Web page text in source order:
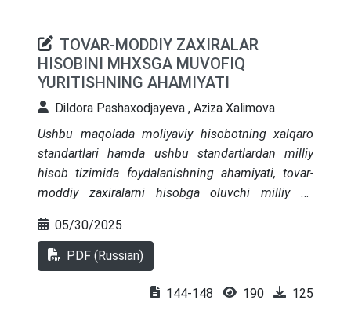
standartlarni eʼtirof etuvchi mamlakatlar soni
oshib bormoqda. U dunyo mamlakatlari o‘rtasida
o‘zaro hamkorlikda, jumladan iqtisodiy
munosabatlarni rivojlantirishda, ayniqsa,
bo‘lib xizmat qilmoqda. Mazkur maqolada MHXS,
xalqaro tajriba, dunyo mamlakatlarida qo‘llanilishi
kabi bir qator jihatlar yoritib o‘tilgan.
TOVAR-MODDIY ZAXIRALAR
HISOBINI MHXSGA MUVOFIQ
YURITISHNING AHAMIYATI
Dildora Pashaxodjayeva , Aziza Xalimova
Ushbu maqolada moliyaviy hisobotning xalqaro
standartlari hamda ushbu standartlardan milliy
hisob tizimida foydalanishning ahamiyati, tovar-
moddiy zaxiralarni hisobga oluvchi milliy va
shuningdek, tovar-moddiy zaxiralarning hisobini
tashkil etishning huquqiy asoslari, asosiy vazifalari
va bunda xalqaro standartlardan foydalanishning
ahamiyati tahlil qilingan.
05/30/2025
PDF (Russian)
144-148 190 125